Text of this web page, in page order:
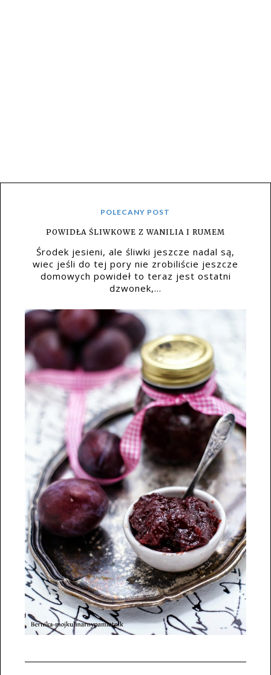
POLECANY POST
POWIDŁA ŚLIWKOWE Z WANILIA I RUMEM
Środek jesieni, ale śliwki jeszcze nadal są,
wiec jeśli do tej pory nie zrobiliście jeszcze
domowych powideł to teraz jest ostatni
dzwonek,...